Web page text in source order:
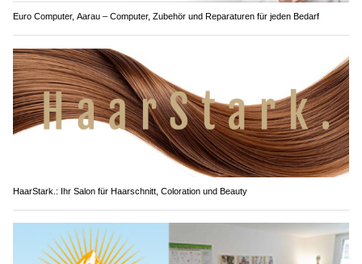
Euro Computer, Aarau – Computer, Zubehör und Reparaturen für jeden Bedarf
HaarStark.: Ihr Salon für Haarschnitt, Coloration und Beauty